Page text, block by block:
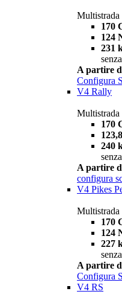
Multistrada
170
124
231
A partire
Configura
V4 Rally
170
240
A partire
configura
V4 Pikes
Multistrada
170
124
227
A partire
Configura
V4 RS